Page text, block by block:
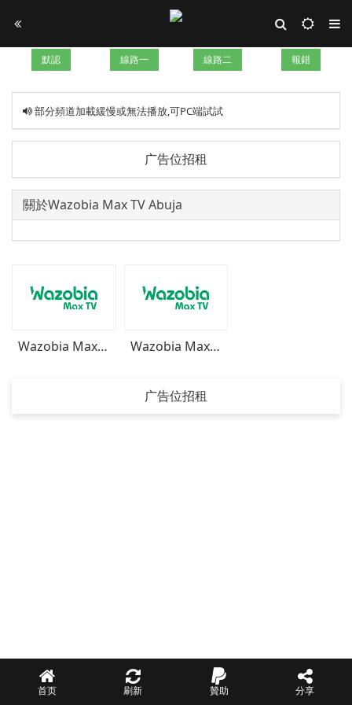
默認 線路一 線路二 報錯
部分頻道加載緩慢或無法播放,可PC端試試
广告位招租
關於Wazobia Max TV Abuja
Wazobia Max TV Portha Wazobia Max TV
广告位招租
首页 刷新 贊助 分享